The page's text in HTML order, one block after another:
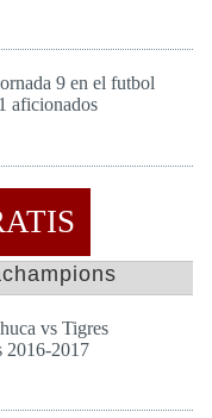
9 en el futbol
aficionados
vs Tigres
2016-2017